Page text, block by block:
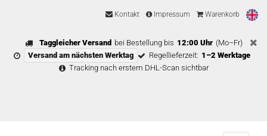
Kontakt Impressum Warenkorb
Taggleicher Versand bei Bestellung bis 12:00 Uhr (Mo–Fr)
Versand am nächsten Werktag
Regellieferzeit: 1–2 Werktage
Tracking nach erstem DHL-Scan sichtbar